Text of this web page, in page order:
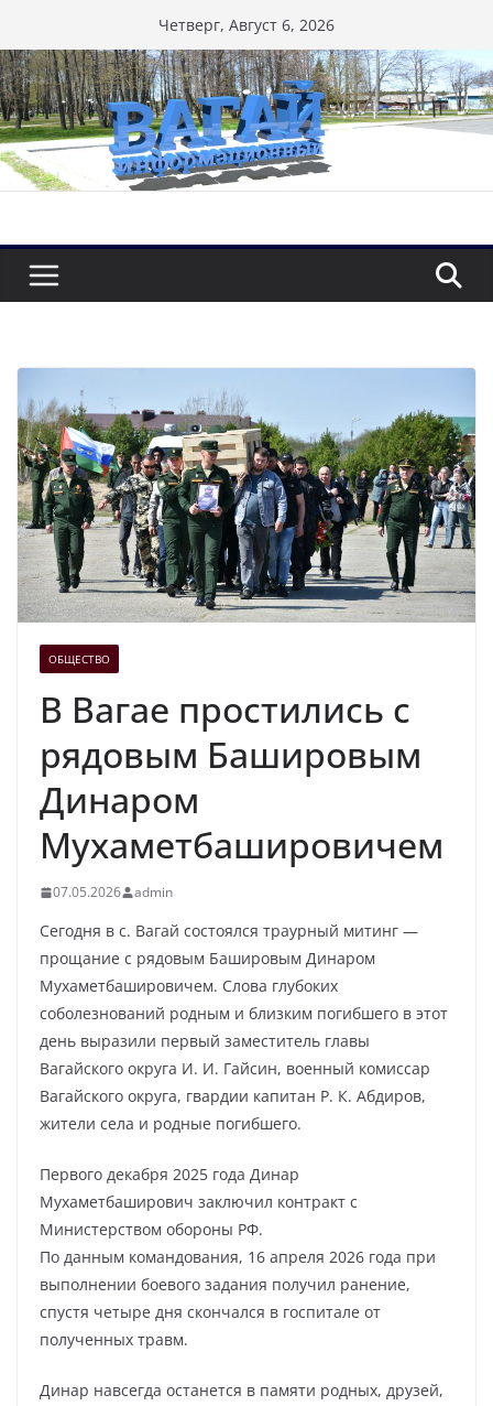
к
содержимому
Четверг, Август 6, 2026
ОБЩЕСТВО
В Вагае простились с
рядовым Башировым
Динаром
Мухаметбашировичем
07.05.2026 admin
Сегодня в с. Вагай состоялся траурный митинг —
прощание с рядовым Башировым Динаром
Мухаметбашировичем. Слова глубоких
соболезнований родным и близким погибшего в этот
день выразили первый заместитель главы
Вагайского округа И. И. Гайсин, военный комиссар
Вагайского округа, гвардии капитан Р. К. Абдиров,
жители села и родные погибшего.
Первого декабря 2025 года Динар
Мухаметбаширович заключил контракт с
Министерством обороны РФ.
По данным командования, 16 апреля 2026 года при
выполнении боевого задания получил ранение,
спустя четыре дня скончался в госпитале от
полученных травм.
Динар навсегда останется в памяти родных, друзей,